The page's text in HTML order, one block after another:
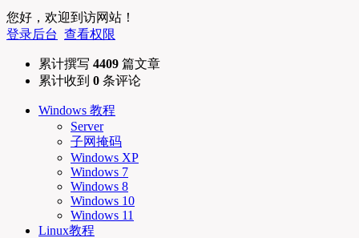
您好，欢迎到访网站！
登录后台 查看权限
累计撰写 4409 篇文章
累计收到 0 条评论
Windows 教程
Server
子网掩码
Windows XP
Windows 7
Windows 8
Windows 10
Windows 11
Linux教程